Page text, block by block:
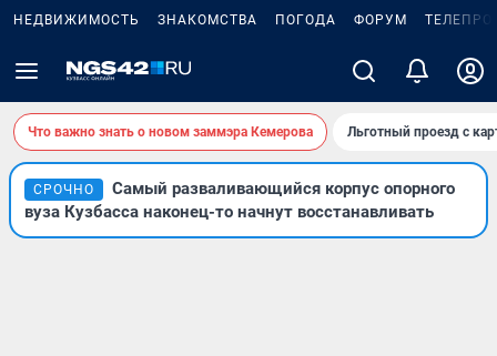
НЕДВИЖИМОСТЬ ЗНАКОМСТВА ПОГОДА ФОРУМ
Что важно знать о новом заммэра Кемерова Льготный проезд с
СРОЧНО
Самый разваливающийся корпус опорного
вуза Кузбасса наконец-то начнут восстанавливать